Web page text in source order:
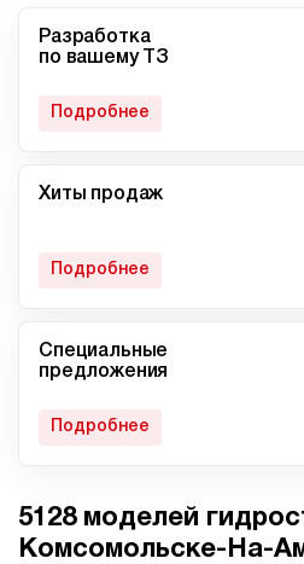
Гидростанции для токарного
Мобильные гидростанции
Гидростанции с
пневмоприводом
Разработка
по вашему ТЗ
Подробнее
Хиты продаж
Подробнее
Специальные
предложения
Подробнее
5128 моделей
Комсомольске-На-